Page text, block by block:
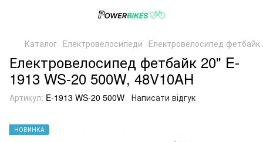
Каталог Електровелосипеди Електровелосипед фетбайк
Електровелосипед фетбайк 20" E-
1913 WS-20 500W, 48V10AH
Артикул: E-1913 WS-20 500W Написати відгук
НОВИНКА